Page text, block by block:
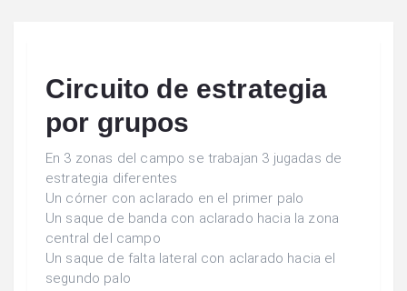
Circuito de estrategia
por grupos
En 3 zonas del campo se trabajan 3 jugadas de
estrategia diferentes
Un córner con aclarado en el primer palo
Un saque de banda con aclarado hacia la zona
central del campo
Un saque de falta lateral con aclarado hacia el
segundo palo